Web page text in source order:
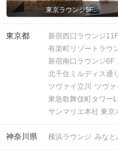
東京ラウンジ5F
東京都 新宿西口ラウンジ11F
有楽町リゾートラウ
新宿南口ラウンジ6F
北千住ミルディス通
ツヴァイ立川
ツヴァ
東急歌舞伎町タワー
サンマリエ本社 東京
神奈川県 横浜ラウンジ みなと